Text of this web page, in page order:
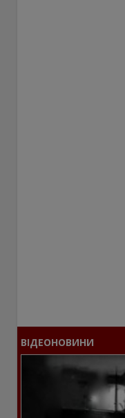
ВІДЕОНОВИНИ